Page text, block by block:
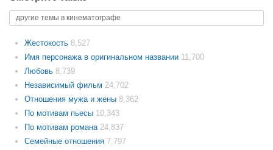
другие темы в кинематографе
Жестокость 8,527
Имя персонажа в оригинальном названии 11,700
Любовь 8,739
Независимый фильм 24,702
Отношения мужа и жены 8,362
По мотивам пьесы 10,343
По мотивам романа 24,837
Семейные отношения 7,797